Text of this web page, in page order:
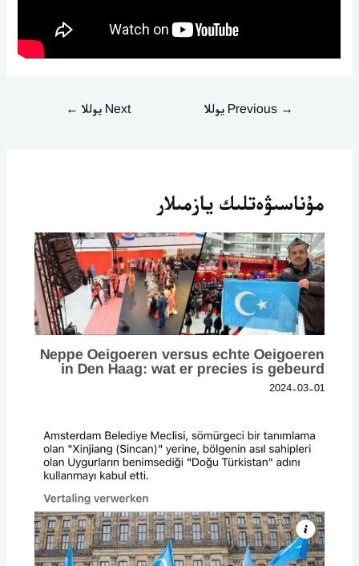
→ Next يوللا ←
مۇناسىۋەتلىك يازمىلار
Neppe Oeigoeren versus echte Oeigoeren
in Den Haag: wat er precies is gebeurd
2024-03-01